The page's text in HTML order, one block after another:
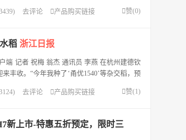
组公布宁波市农科院自主选育的超级稻品种
产新纪录...
赞(0)
去评论 产品购买链接
稻 浙江日报
端 记者 祝梅 翁杰 通讯员 李燕 在杭州建德钦
丰收。“今年我种了‘甬优1540’等杂交稻，预
优质稻产量高、品质好，加上后端品牌化运
，...
赞(1)
去评论 产品购买链接
新上市-特惠五折预定，限时三